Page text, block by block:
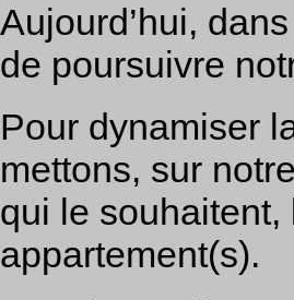
Aujourd’hui,
de poursuivre
Pour dynamiser
mettons, sur
qui le
appartement(s).